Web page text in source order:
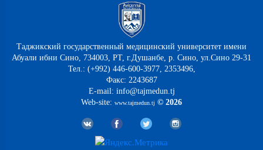
Таджикский государственный медицинский университет имени
Абуали ибни Сино, 734003, РТ, г.Душанбе, р. Сино, ул.Сино 29-31
Тел.: (+992) 446-600-3977, 2353496,
Факс: 2243687
E-mail: info@tajmedun.tj
Web-site: www.tajmedun.tj © 2026